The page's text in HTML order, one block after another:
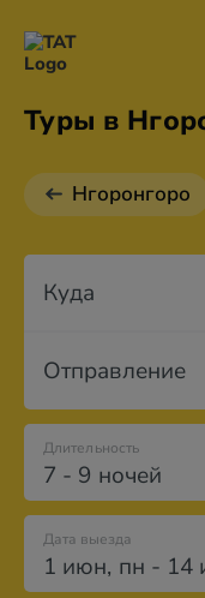
Туры в
Нгоронгоро
Куда
Отправление
7 - 9 ночей
Длительность
Дата выезда
1 июн, пн - 14